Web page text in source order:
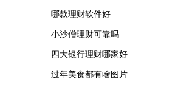
哪款理财软件好
小沙僧理财可靠吗
四大银行理财哪家好
过年美食都有啥图片